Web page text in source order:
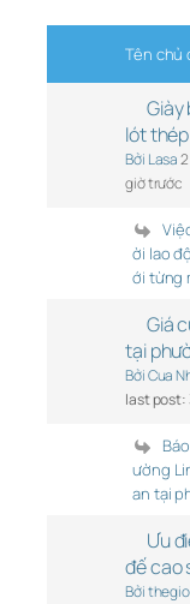
Tên chủ
Giày
lót
Bởi Lasa
giờ trước
ời lao
ới từng
Giá
tại
Bởi Cua
last post:
ường Linh Tây Mục lục 1.
an tại
Ưu
đế cao
Bởi